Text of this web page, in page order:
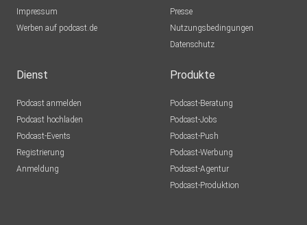
Impressum
Werben auf podcast.de
Presse
Nutzungsbedingungen
Datenschutz
Dienst
Podcast anmelden
Podcast hochladen
Podcast-Events
Registrierung
Anmeldung
Produkte
Podcast-Beratung
Podcast-Jobs
Podcast-Push
Podcast-Werbung
Podcast-Agentur
Podcast-Produktion